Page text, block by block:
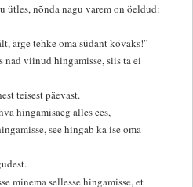
ütles, nõnda nagu varem on öeldud:
ärge tehke oma südant kõvaks!”
nad viinud hingamisse, siis ta ei
teisest päevast.
hingamisaeg alles ees,
see hingab ka ise oma
minema sellesse hingamisse, et